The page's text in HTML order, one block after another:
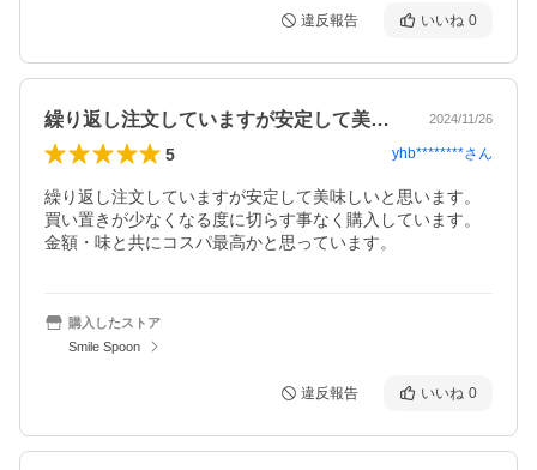
違反報告 いいね 0
繰り返し注文していますが安定して美味し… 2024/11/26
5 yhb********さん
繰り返し注文していますが安定して美味しいと思います。
買い置きが少なくなる度に切らす事なく購入しています。
金額・味と共にコスパ最高かと思っています。
購入したストア
Smile Spoon
違反報告 いいね 0